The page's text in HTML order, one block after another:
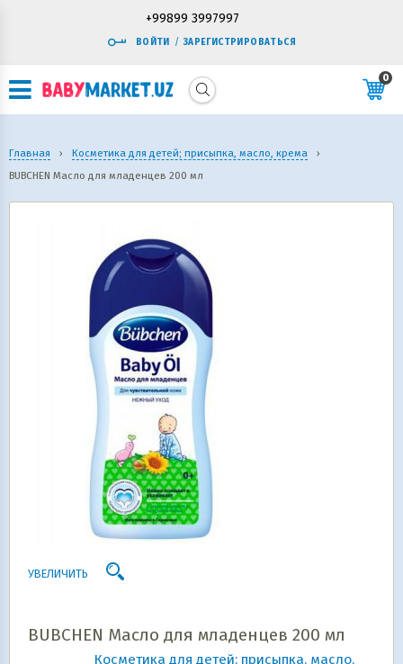
+99899 3997997
ВОЙТИ / ЗАРЕГИСТРИРОВАТЬСЯ
0
Главная › Косметика для детей; присыпка, масло, крема
›
BUBCHEN Масло для младенцев 200 мл
УВЕЛИЧИТЬ
BUBCHEN Масло для младенцев 200 мл
Косметика для детей; присыпка, масло,